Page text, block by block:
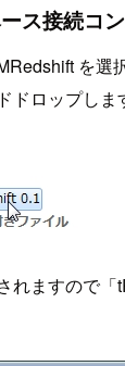
ス接続コ
を選
ロップしま
れますので